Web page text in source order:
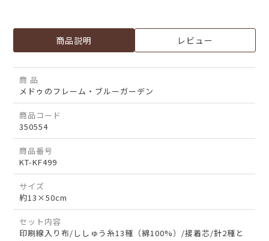
商品説明 レビュー
商 品
メドゥのフレーム・ブルーガーデン
商品コード
350554
商品番号
KT-KF499
サイズ
約13×50cm
セット内容
印刷線入り布/ししゅう糸13種（綿100%）/接着芯/針2種と